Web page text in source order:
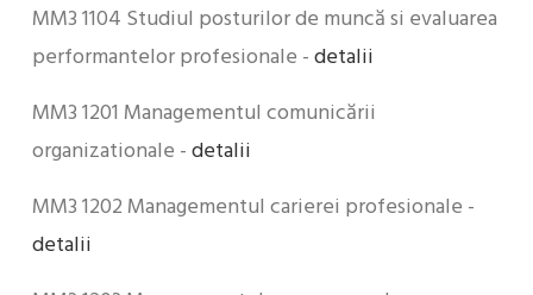
MM3 1104 Studiul posturilor de muncă si evaluarea
performantelor profesionale -detalii
MM3 1201 Managementul comunicării
organizationale -detalii
MM3 1202 Managementul carierei profesionale -
detalii